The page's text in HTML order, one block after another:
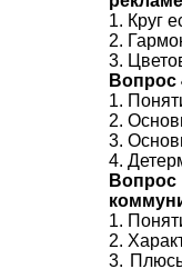
1. Круг
2.
3.
Вопрос
1.
2.
3.
4.
1.
2.
3.